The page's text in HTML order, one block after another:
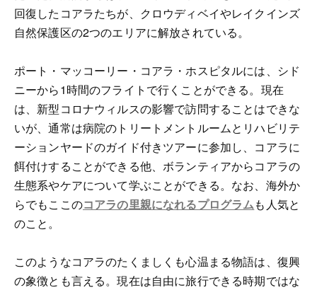
回復したコアラたちが、クロウディベイやレイクインズ
自然保護区の2つのエリアに解放されている。
ポート・マッコーリー・コアラ・ホスピタルには、シド
ニーから1時間のフライトで行くことができる。現在
は、新型コロナウィルスの影響で訪問することはできな
いが、通常は病院のトリートメントルームとリハビリテ
ーションヤードのガイド付きツアーに参加し、コアラに
餌付けすることができる他、ボランティアからコアラの
生態系やケアについて学ぶことができる。なお、海外か
らでもここのコアラの里親になれるプログラムも人気と
のこと。
このようなコアラのたくましくも心温まる物語は、復興
の象徴とも言える。現在は自由に旅行できる時期ではな